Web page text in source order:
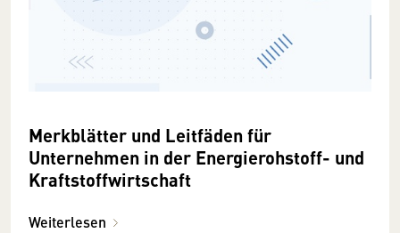
Merkblätter und Leitfäden für
Unternehmen in der Energierohstoff- und
Kraftstoffwirtschaft
Weiterlesen